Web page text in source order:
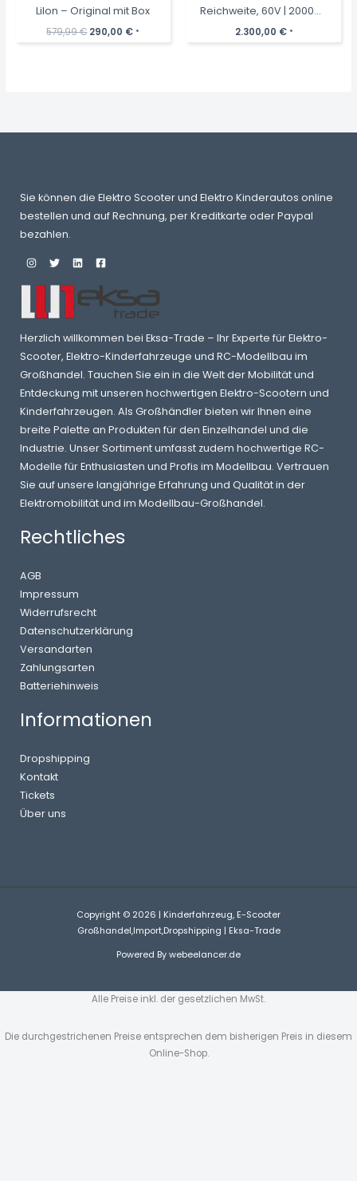
LiIon – Original mit Box
579,99€ Ursprünglicher
290,00 €Aktueller
*
Reichweite, 60V | 2000W |
40AH Akku
2.300,00 € *
Sie können die Elektro Scooter und Elektro Kinderautos online
bestellen und auf Rechnung, per Kreditkarte oder Paypal
bezahlen.
Herzlich willkommen bei Eksa-Trade – Ihr Experte für Elektro-
Scooter, Elektro-Kinderfahrzeuge und RC-Modellbau im
Großhandel. Tauchen Sie ein in die Welt der Mobilität und
Entdeckung mit unseren hochwertigen Elektro-Scootern und
Kinderfahrzeugen. Als Großhändler bieten wir Ihnen eine
breite Palette an Produkten für den Einzelhandel und die
Industrie. Unser Sortiment umfasst zudem hochwertige RC-
Modelle für Enthusiasten und Profis im Modellbau. Vertrauen
Sie auf unsere langjährige Erfahrung und Qualität in der
Elektromobilität und im Modellbau-Großhandel.
Rechtliches
AGB
Impressum
Widerrufsrecht
Datenschutzerklärung
Versandarten
Zahlungsarten
Batteriehinweis
Informationen
Dropshipping
Kontakt
Tickets
Über uns
Copyright © 2026 | Kinderfahrzeug, E-Scooter
Großhandel,Import,Dropshipping | Eksa-Trade
Powered By webeelancer.de
Alle Preise inkl. der gesetzlichen MwSt.
Die durchgestrichenen Preise entsprechen dem bisherigen Preis in diesem
Online-Shop.